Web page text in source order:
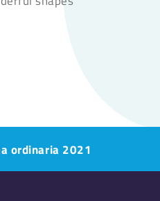
ordinaria 2021